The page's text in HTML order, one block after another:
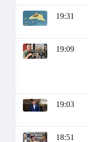
19:31
19:09
19:03
18:51